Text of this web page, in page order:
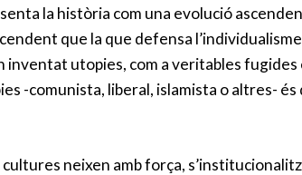
la història com una evolució
que la que defensa
inventat utopies, com a veritables
-comunista, liberal, islamista o altres-
neixen amb força,